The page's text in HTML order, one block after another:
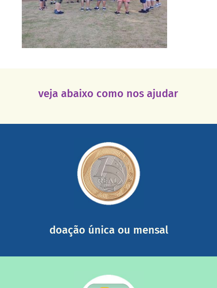
veja abaixo como nos ajudar
doação única ou mensal
mail mostrando tudo o que fizemos com a sua ajuda
somada a de outras pessoas.
saiba mais